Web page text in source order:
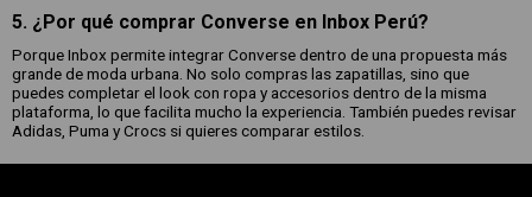
5. ¿Por qué comprar Converse en Inbox Perú?
Porque Inbox permite integrar Converse dentro de una propuesta más
grande de moda urbana. No solo compras las zapatillas, sino que
puedes completar el look con ropa y accesorios dentro de la misma
plataforma, lo que facilita mucho la experiencia. También puedes revisar
Adidas, Puma y Crocs si quieres comparar estilos.